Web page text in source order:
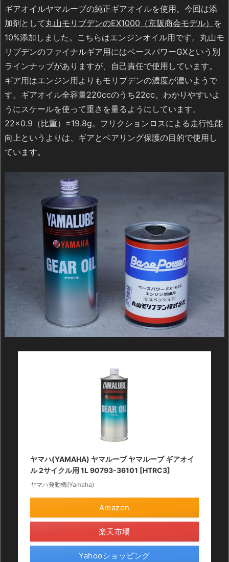
ギアオイルヤマルーブの純正ギアオイルを使用。今回は添
加剤として丸山モリブデンのEX1000（京阪商会モデル） を
10%添加しました。こちらはエンジンオイル用です。丸山モ
リブデンのファイナルギア用にはベースパワーGXという別
ラインナップがありますが、自己責任で使用しています。
ギア用はエンジン用よりもモリブデンの濃度が濃いようで
す。ギアオイル全容量220ccのうち22cc。わかりやすいよ
うにスケールを使って重さを量るようにしています。
22×0.9（比重）=19.8g。フリクションロスによる走行性能
向上というよりは、ギアとベアリング保護の目的で使用し
ています。
ヤマハ(YAMAHA) ヤマルーブ ヤマルーブ ギアオイ
ル 2サイクル用 1L 90793-36101 [HTRC3]
ヤマハ発動機(Yamaha)
Amazon
楽天市場
Yahooショッピング